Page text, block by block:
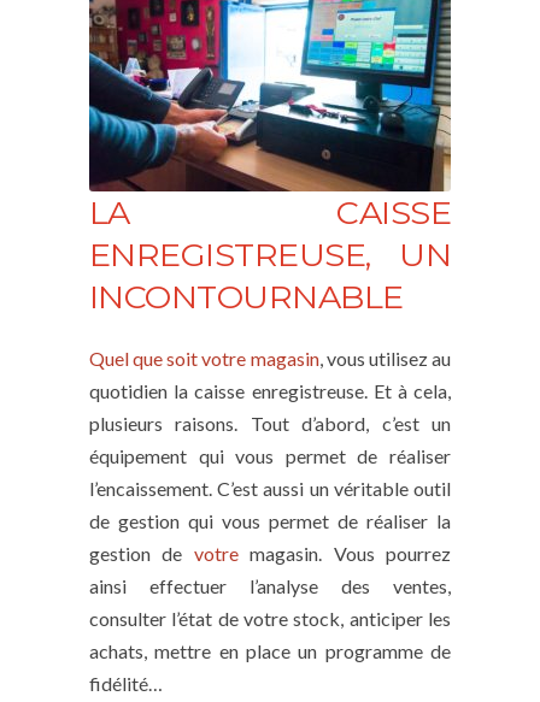
LA CAISSE
ENREGISTREUSE, UN
INCONTOURNABLE
Quel que soit votre magasin, vous utilisez au
quotidien la caisse enregistreuse. Et à cela,
plusieurs raisons. Tout d’abord, c’est un
équipement qui vous permet de réaliser
l’encaissement. C’est aussi un véritable outil
de gestion qui vous permet de réaliser la
gestion de votremagasin. Vous pourrez
ainsi effectuer l’analyse des ventes,
consulter l’état de votre stock, anticiper les
achats, mettre en place un programme de
fidélité…